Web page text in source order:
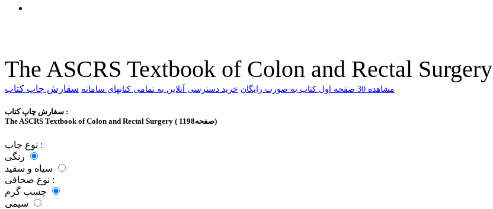
The ASCRS Textbook of Colon and Rectal Surgery
ﻣﺸﺎﻫﺪﻩ 30 ﺻﻔﺤﻪ اﻭﻝ ﮐﺘﺎﺏ ﺑﻪ ﺻﻮﺭﺕ ﺭاﯾﮕﺎﻥ خرید دسترسی آنلاین به تمامی کتابهای سامانه سفارش چاپ کتاب
سفارش چاپ کتاب :
The ASCRS Textbook of Colon and Rectal Surgery ( 1198صفحه)
نوع چاپ :
رنگی
سیاه و سفید
نوع صحافی :